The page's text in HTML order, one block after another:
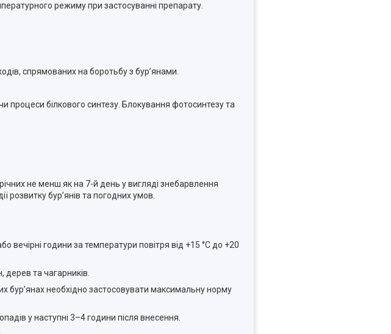
режиму при застосуванні препарату.
спрямованих на боротьбу з бур’янами.
білкового синтезу. Блокування фотосинтезу та
не менш як на 7-й день у вигляді знебарвлення
розвитку бур’янів та погодних умов.
години за температури повітря від +15 °С до +20
та чагарників.
бур’янах необхідно застосовувати максимальну норму
у наступні 3–4 години після внесення.